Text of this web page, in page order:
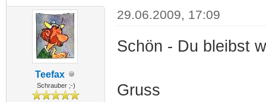
Teefax
Schrauber ;-)
29.06.2009, 17:09
Schön - Du bleibst
Gruss